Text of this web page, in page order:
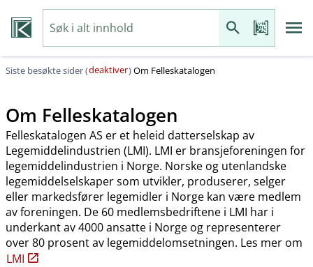
Siste besøkte sider (deaktiver)Om Felleskatalogen
Om Felleskatalogen
Felleskatalogen AS er et heleid datterselskap av
Legemiddelindustrien (LMI). LMI er bransjeforeningen for
legemiddelindustrien i Norge. Norske og utenlandske
legemiddelselskaper som utvikler, produserer, selger
eller markedsfører legemidler i Norge kan være medlem
av foreningen. De 60 medlemsbedriftene i LMI har i
underkant av 4000 ansatte i Norge og representerer
over 80 prosent av legemiddelomsetningen. Les mer om
LMI